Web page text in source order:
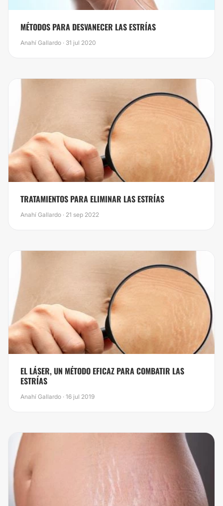
MÉTODOS PARA DESVANECER LAS ESTRÍAS
Anahí Gallardo · 31 jul 2020
TRATAMIENTOS PARA ELIMINAR LAS ESTRÍAS
Anahí Gallardo · 21 sep 2022
EL LÁSER, UN MÉTODO EFICAZ PARA COMBATIR LAS
ESTRÍAS
Anahí Gallardo · 16 jul 2019